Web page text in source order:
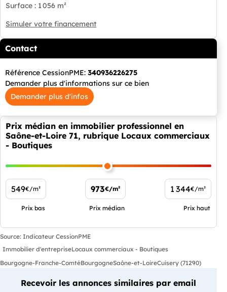
Surface : 1 056 m²
Simuler votre financement
Contact
Référence CessionPME: 340936226275
Demander plus d'informations sur ce bien
Demander plus d'infos
Prix médian en immobilier professionnel en
Saône-et-Loire 71, rubrique Locaux commerciaux
- Boutiques
549€/m²
Prix bas
973€/m²
Prix médian
1 344€/m²
Prix haut
Source: Indicateur CessionPME
Immobilier d'entrepriseLocaux commerciaux - Boutiques
Bourgogne-Franche-ComtéBourgogneSaône-et-LoireCuisery (71290)
Recevoir les annonces similaires par email